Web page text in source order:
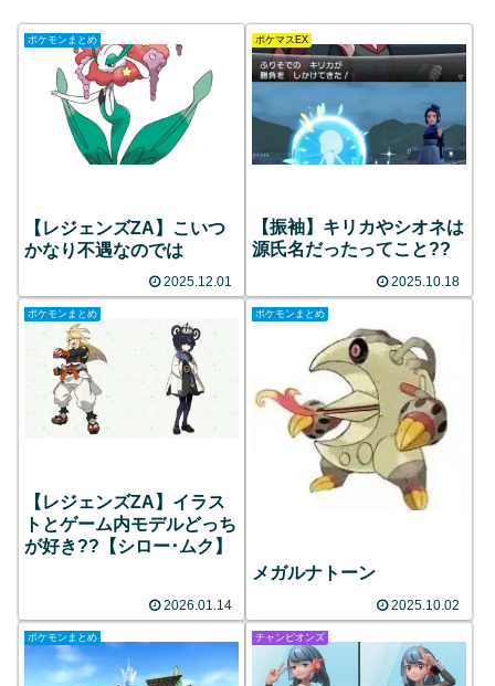
ポケモンまとめ
【レジェンズZA】こいつ
かなり不遇なのでは
2025.12.01
ポケマスEX
【振袖】キリカやシオネは
源氏名だったってこと??
2025.10.18
ポケモンまとめ
【レジェンズZA】イラス
トとゲーム内モデルどっち
が好き??【シロー･ムク】
2026.01.14
ポケモンまとめ
メガルナトーン
2025.10.02
ポケモンまとめ チャンピオンズ